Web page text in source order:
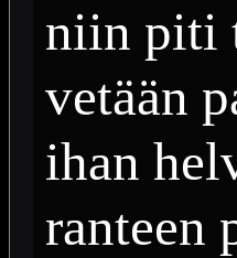
niin piti
vetään
ihan
ranteen